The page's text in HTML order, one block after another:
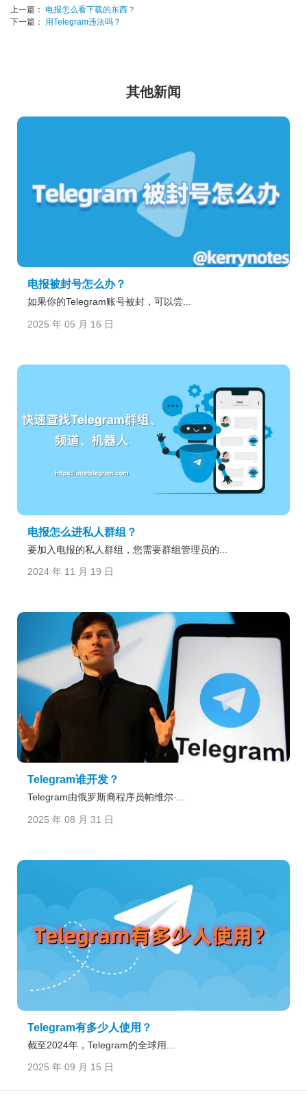
上一篇： 电报怎么看下载的东西？
下一篇：
用Telegram违法吗？
其他新闻
电报被封号怎么办？
如果你的Telegram账号被封，可以尝...
2025 年 05 月 16 日
电报怎么进私人群组？
要加入电报的私人群组，您需要群组管理员的...
2024 年 11 月 19 日
Telegram谁开发？
Telegram由俄罗斯裔程序员帕维尔·...
2025 年 08 月 31 日
Telegram有多少人使用？
截至2024年，Telegram的全球用...
2025 年 09 月 15 日